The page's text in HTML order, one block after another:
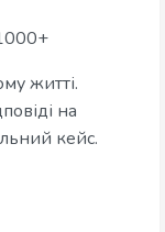
житті.
на
кейс.